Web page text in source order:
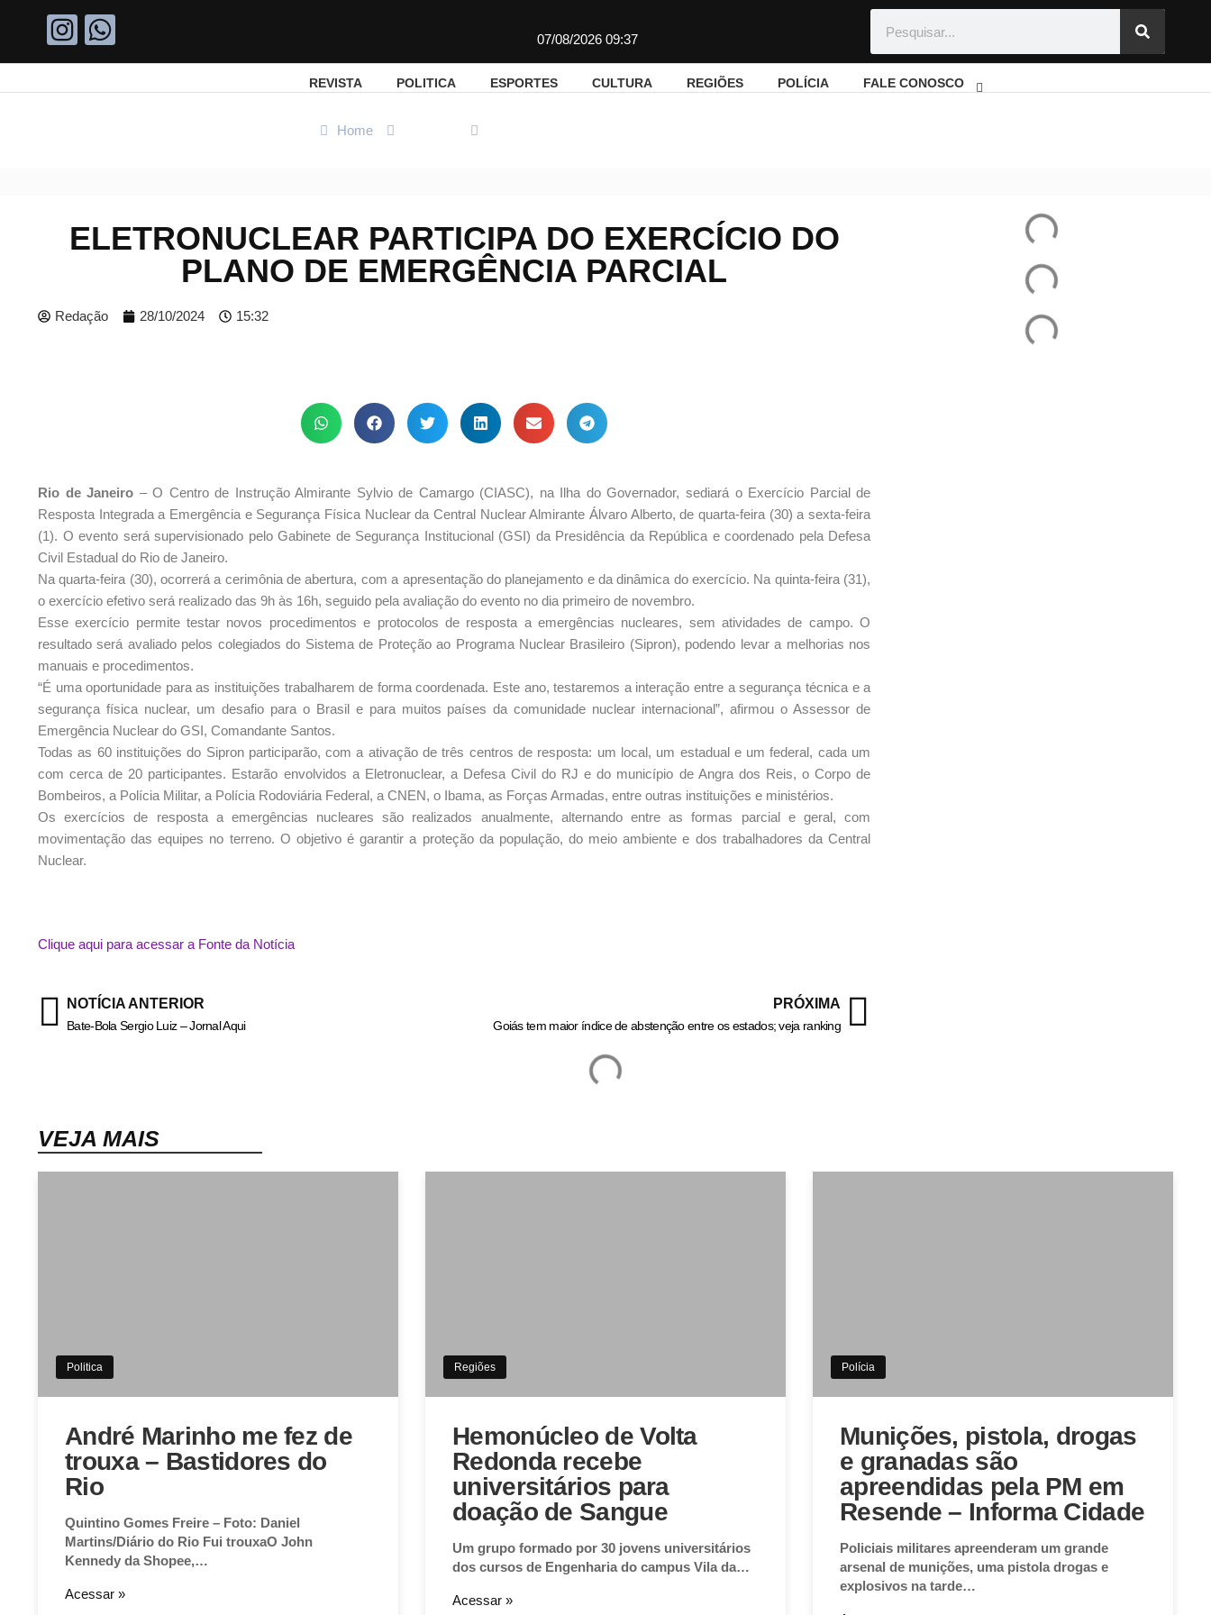
07/08/2026 09:37
REVISTA POLITICA ESPORTES CULTURA REGIÕES POLÍCIA FALE CONOSCO
Home
ELETRONUCLEAR PARTICIPA DO EXERCÍCIO DO
PLANO DE EMERGÊNCIA PARCIAL
Redação 28/10/2024 15:32
Rio de Janeiro – O Centro de Instrução Almirante Sylvio de Camargo (CIASC), na Ilha do Governador, sediará o Exercício Parcial de
Resposta Integrada a Emergência e Segurança Física Nuclear da Central Nuclear Almirante Álvaro Alberto, de quarta-feira (30) a sexta-feira
(1). O evento será supervisionado pelo Gabinete de Segurança Institucional (GSI) da Presidência da República e coordenado pela Defesa
Civil Estadual do Rio de Janeiro.
Na quarta-feira (30), ocorrerá a cerimônia de abertura, com a apresentação do planejamento e da dinâmica do exercício. Na quinta-feira (31),
o exercício efetivo será realizado das 9h às 16h, seguido pela avaliação do evento no dia primeiro de novembro.
Esse exercício permite testar novos procedimentos e protocolos de resposta a emergências nucleares, sem atividades de campo. O
resultado será avaliado pelos colegiados do Sistema de Proteção ao Programa Nuclear Brasileiro (Sipron), podendo levar a melhorias nos
manuais e procedimentos.
“É uma oportunidade para as instituições trabalharem de forma coordenada. Este ano, testaremos a interação entre a segurança técnica e a
segurança física nuclear, um desafio para o Brasil e para muitos países da comunidade nuclear internacional”, afirmou o Assessor de
Emergência Nuclear do GSI, Comandante Santos.
Todas as 60 instituições do Sipron participarão, com a ativação de três centros de resposta: um local, um estadual e um federal, cada um
com cerca de 20 participantes. Estarão envolvidos a Eletronuclear, a Defesa Civil do RJ e do município de Angra dos Reis, o Corpo de
Bombeiros, a Polícia Militar, a Polícia Rodoviária Federal, a CNEN, o Ibama, as Forças Armadas, entre outras instituições e ministérios.
Os exercícios de resposta a emergências nucleares são realizados anualmente, alternando entre as formas parcial e geral, com
movimentação das equipes no terreno. O objetivo é garantir a proteção da população, do meio ambiente e dos trabalhadores da Central
Nuclear.
Clique aqui para acessar a Fonte da Notícia
NOTÍCIA ANTERIOR
Bate-Bola Sergio Luiz – Jornal Aqui
PRÓXIMA
Goiás tem maior índice de abstenção entre os estados; veja ranking
VEJA MAIS
Politica
André Marinho me fez de
trouxa – Bastidores do
Rio
Quintino Gomes Freire – Foto: Daniel
Martins/Diário do Rio Fui trouxaO John
Kennedy da Shopee,…
Acessar »
Regiões
Hemonúcleo de Volta
Redonda recebe
universitários para
doação de Sangue
Um grupo formado por 30 jovens universitários
dos cursos de Engenharia do campus Vila da…
Acessar »
Polícia
Munições, pistola, drogas
e granadas são
apreendidas pela PM em
Resende – Informa Cidade
Policiais militares apreenderam um grande
arsenal de munições, uma pistola drogas e
explosivos na tarde…